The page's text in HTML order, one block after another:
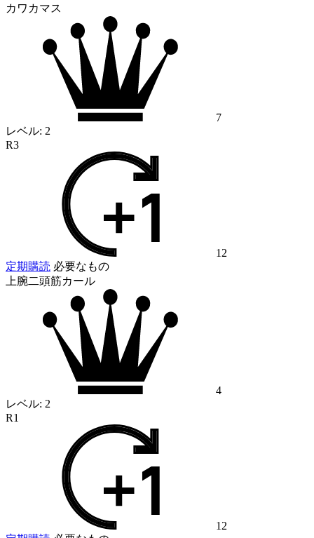
カワカマス
7
レベル: 2
R3
12
定期購読 必要なもの
上腕二頭筋カール
4
レベル: 2
R1
12